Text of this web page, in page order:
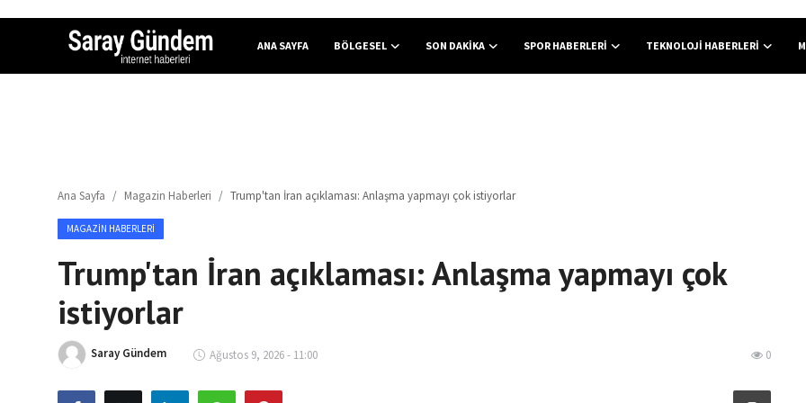
ANA SAYFA BÖLGESEL SON DAKIKA SPOR HABERLERI TEKNOLOJI HABERLERI
Son Dakika
Magazin Haberleri
Ana Sayfa Magazin Haberleri Trump'tan İran açıklaması: Anlaşma yapmayı çok istiyorlar
MAGAZIN HABERLERI
Trump'tan İran açıklaması: Anlaşma yapmayı çok
istiyorlar
Saray Gündem Ağustos 9, 2026 - 11:00 0